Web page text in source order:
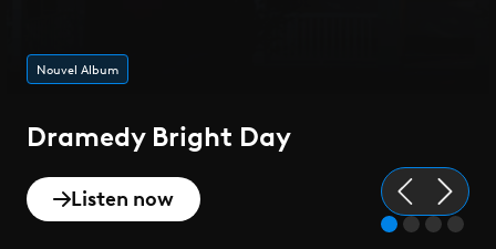
Nouvel Album
Dramedy Bright Day
Listen now